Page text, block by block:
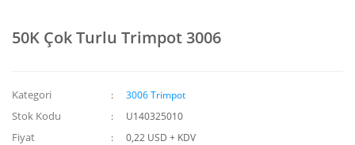
50K Çok Turlu Trimpot 3006
Kategori 3006 Trimpot
Stok Kodu U140325010
Fiyat
0,22 USD + KDV